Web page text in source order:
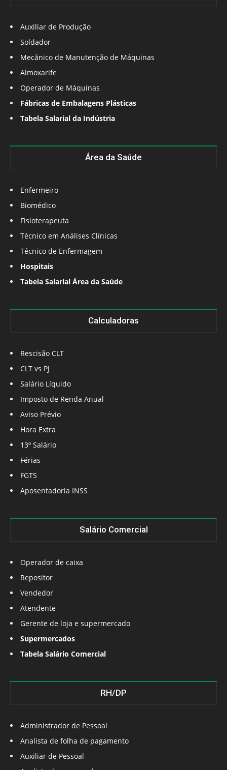
Auxiliar de Produção
Soldador
Mecânico de Manutenção de Máquinas
Almoxarife
Operador de Máquinas
Fábricas de Embalagens Plásticas
Tabela Salarial da Indústria
Área da Saúde
Enfermeiro
Biomédico
Fisioterapeuta
Técnico em Análises Clínicas
Técnico de Enfermagem
Hospitais
Tabela Salarial Área da Saúde
Calculadoras
Rescisão CLT
CLT vs PJ
Salário Líquido
Imposto de Renda Anual
Aviso Prévio
Hora Extra
13º Salário
Férias
FGTS
Aposentadoria INSS
Salário Comercial
Operador de caixa
Repositor
Vendedor
Atendente
Gerente de loja e supermercado
Supermercados
Tabela Salário Comercial
RH/DP
Administrador de Pessoal
Analista de folha de pagamento
Auxiliar de Pessoal